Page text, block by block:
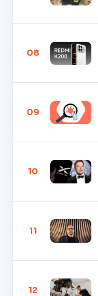
08
09
10
11
12